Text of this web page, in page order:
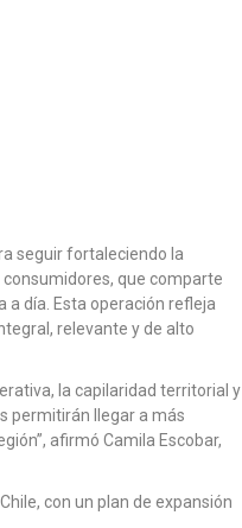
seguir fortaleciendo la
que comparte
a día. Esta operación refleja
relevante y de alto
la capilaridad territorial y
permitirán llegar a más
afirmó Camila Escobar,
con un plan de expansión